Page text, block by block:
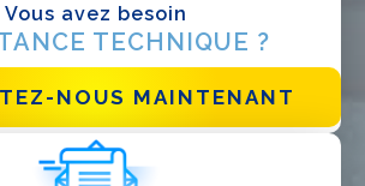
Vous avez besoin
TECHNIQUE ?
NOUS MAINTENANT